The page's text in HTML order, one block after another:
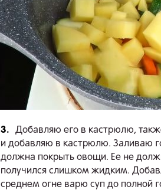
3.
Добавляю его в кастрюлю,
и добавляю в кастрюлю. Заливаю
должна покрыть овощи. Ее не
получился слишком жидким.
среднем огне варю суп до полной